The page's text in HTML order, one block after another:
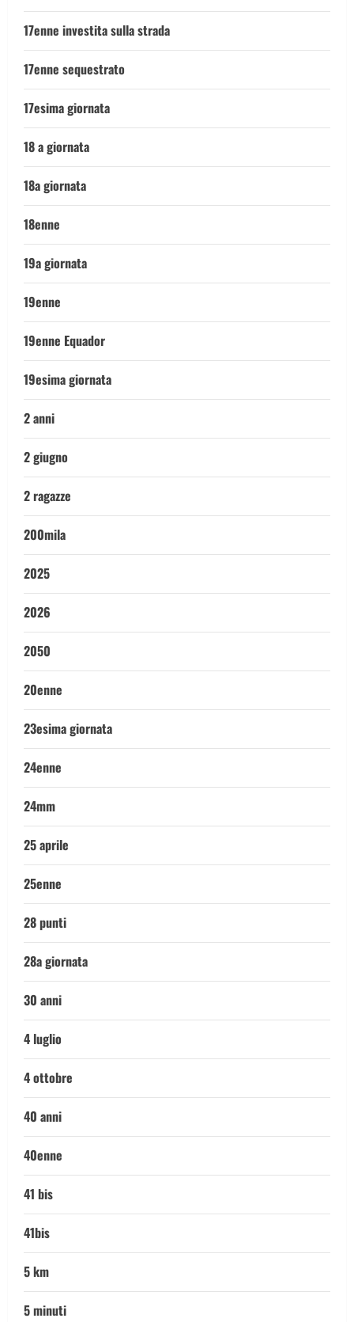
17enne investita sulla strada
17enne sequestrato
17esima giornata
18 a giornata
18a giornata
18enne
19a giornata
19enne
19enne Equador
19esima giornata
2 anni
2 giugno
2 ragazze
200mila
2025
2026
2050
20enne
23esima giornata
24enne
24mm
25 aprile
25enne
28 punti
28a giornata
30 anni
4 luglio
4 ottobre
40 anni
40enne
41 bis
41bis
5 km
5 minuti